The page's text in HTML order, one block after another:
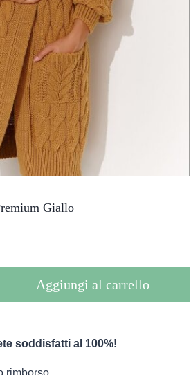
Giallo
Aggiungi al carrello
soddisfatti al 100%!
rimborso